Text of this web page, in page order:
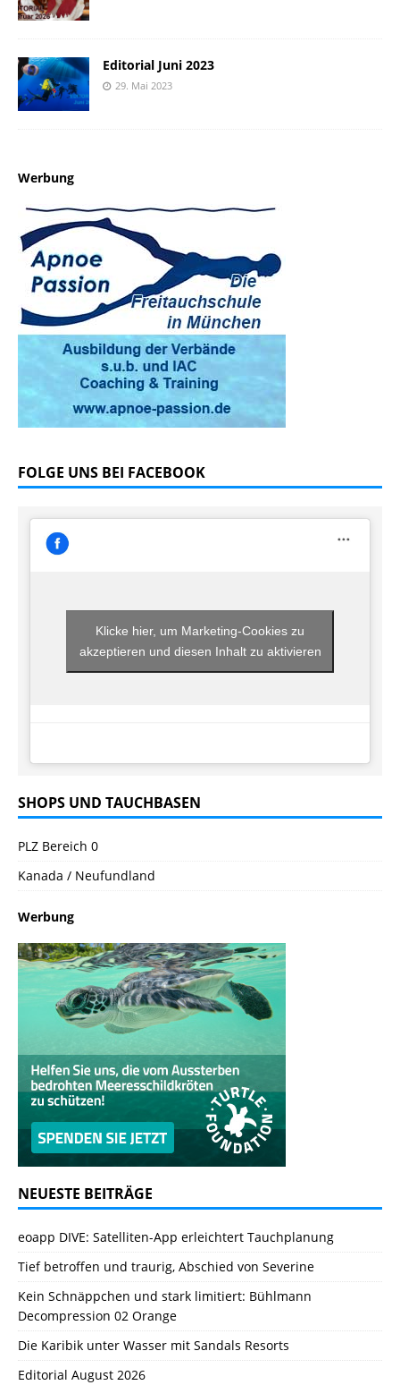
Editorial Juni 2023
29. Mai 2023
Werbung
FOLGE UNS BEI FACEBOOK
Klicke hier, um Marketing-Cookies zu
akzeptieren und diesen Inhalt zu aktivieren
SHOPS UND TAUCHBASEN
PLZ Bereich 0
Kanada / Neufundland
Werbung
NEUESTE BEITRÄGE
eoapp DIVE: Satelliten-App erleichtert Tauchplanung
Tief betroffen und traurig, Abschied von Severine
Kein Schnäppchen und stark limitiert: Bühlmann
Decompression 02 Orange
Die Karibik unter Wasser mit Sandals Resorts
Editorial August 2026